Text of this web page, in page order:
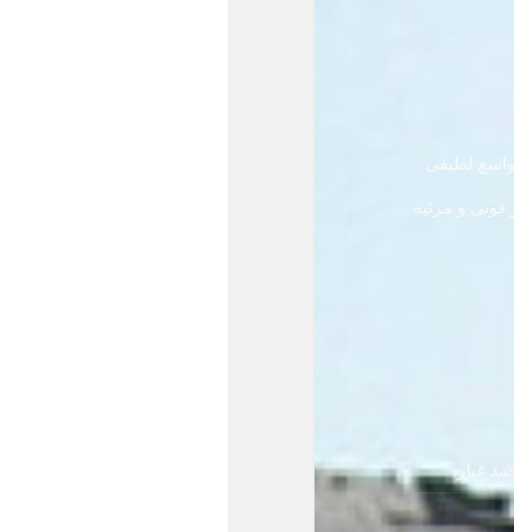
لطیفی
و مرثیه
غبار